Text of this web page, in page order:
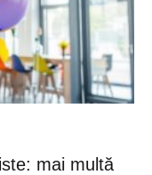
mai multă